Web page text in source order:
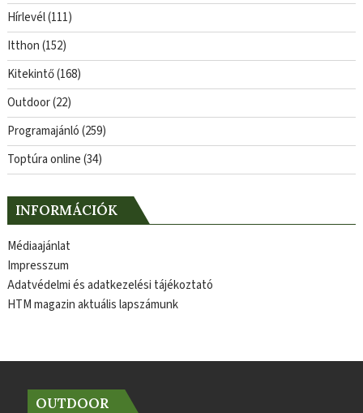
Hírlevél(111)
Itthon(152)
Kitekintő(168)
Outdoor(22)
Programajánló(259)
Toptúra online(34)
INFORMÁCIÓK
Médiaajánlat
Impresszum
Adatvédelmi és adatkezelési tájékoztató
HTM magazin aktuális lapszámunk
OUTDOOR